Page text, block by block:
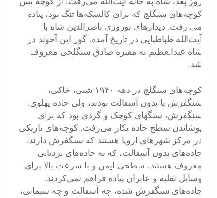
کوچه‌های سنگلج که برای کالسکه‌ها تنگ بود، پیاده
می رفت. دیدارهای نوروزی ناصرالدین شاه با
آیت‌الله طباطبایی در تاریخ آمده. گور این آخوند در
شاه عبدالعظیم به مقبره صادق سنگلجی معروف
شد.
کوچه‌های سنگلج در دهه ۱۹۴۰ شنی، خاکی،
سنگفرش یا بدون آسفالت بودند، ولی جاده پهلوی.
سنگفرش، سنگهای کوچک و گردی بود که برای
پوشاندن سطح جاده بکار می‌رفت. کوچه‌های باریکی
در مرکز شهرهای اروپا هستند که سنگفرش دارند.
جاده‌های بدون آسفالت، که به جاده‌های نردبانی
معروف هستند، سطحی ایمن و با سرعت بالا برای
وسایل نقلیه و عابران پیاده فراهم نمی‌کردند.
جاده‌های سنگفرش شده، چه آسفالت و چه سیمانی،